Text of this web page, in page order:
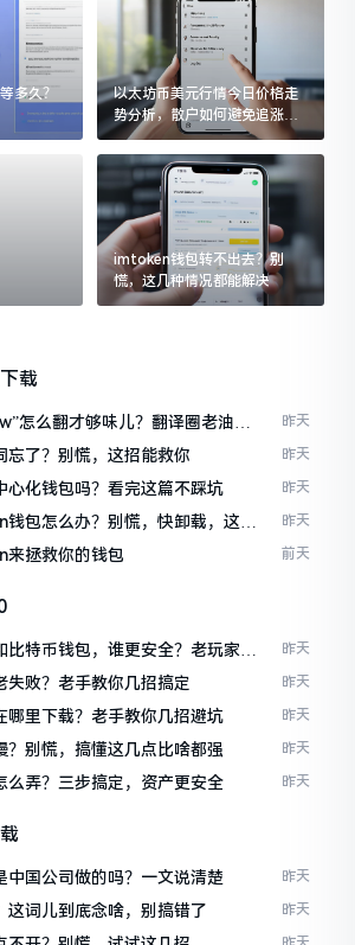
多久？
以太坊币美元行情今日价格走
势分析，散户如何避免追涨杀
跌被套牢
imtoken钱包转不出去？别
慌，这几种情况都能解决
载
怎么翻才够味儿？翻译圈老油条
昨天
了？别慌，这招能救你 昨天
化钱包吗？看完这篇不踩坑 昨天
包怎么办？别慌，快卸载，这几
昨天
拯救你的钱包 前天
特币钱包，谁更安全？老玩家来
昨天
败？老手教你几招搞定 昨天
里下载？老手教你几招避坑 昨天
别慌，搞懂这几点比啥都强 昨天
弄？三步搞定，资产更安全 昨天
国公司做的吗？一文说清楚 昨天
这词儿到底念啥，别搞错了 昨天